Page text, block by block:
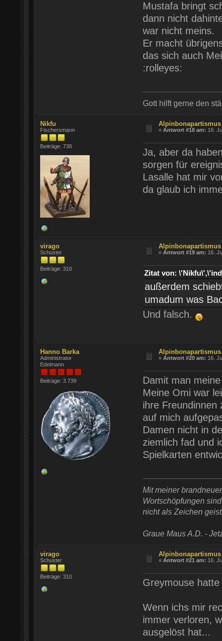
Mustafa bringt
dann nicht
war nicht meins.
Er macht
das sich auch
:rolleyes:
Gott hilft gerne den
Nikfu
Fischersmann
Beiträge: 738
Alpinbonapartismus
«Antwort #18 am: 16.
Ja, aber da
sorgen für
Lasalle hat mir
da glaub ich
virago
Schuster
Beiträge: 310
Alpinbonapartismus
«Antwort #19 am: 16.
Zitat von:
außerdem
umadum was
Und falsch.
Hanno Barka
Administrator
Edelmann
Beiträge: 3.739
Alpinbonapartismus
«Antwort #20 am: 16.
Damit man
Meine Omi war
ihre Freundinnen
auf mich
Damen nicht in
ziemlich fad und
Spielkarten
Mit meiner
Wortschöpfungen
nicht als Zeichen
Graue Maus A.D. -
virago
Schuster
Beiträge: 310
Alpinbonapartismus
«Antwort #21 am: 16.
Greymouse
Wenn ichs mir
immer verloren,
ausgelöst hat...